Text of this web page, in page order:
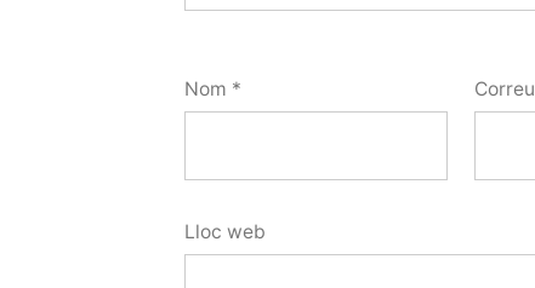
Nom *
Lloc web